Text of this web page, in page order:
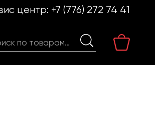
центр: +7 (776) 272 74 41